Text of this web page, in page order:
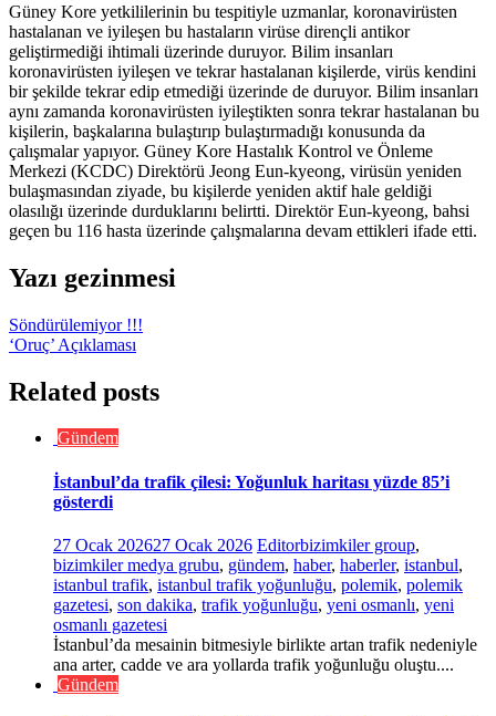
Güney Kore yetkililerinin bu tespitiyle uzmanlar, koronavirüsten
hastalanan ve iyileşen bu hastaların virüse dirençli antikor
geliştirmediği ihtimali üzerinde duruyor. Bilim insanları
koronavirüsten iyileşen ve tekrar hastalanan kişilerde, virüs kendini
bir şekilde tekrar edip etmediği üzerinde de duruyor. Bilim insanları
aynı zamanda koronavirüsten iyileştikten sonra tekrar hastalanan bu
kişilerin, başkalarına bulaştırıp bulaştırmadığı konusunda da
çalışmalar yapıyor. Güney Kore Hastalık Kontrol ve Önleme
Merkezi (KCDC) Direktörü Jeong Eun-kyeong, virüsün yeniden
bulaşmasından ziyade, bu kişilerde yeniden aktif hale geldiği
olasılığı üzerinde durduklarını belirtti. Direktör Eun-kyeong, bahsi
geçen bu 116 hasta üzerinde çalışmalarına devam ettikleri ifade etti.
Yazı gezinmesi
Söndürülemiyor !!!
‘Oruç’ Açıklaması
Related posts
Gündem
İstanbul’da trafik çilesi: Yoğunluk haritası yüzde 85’i
gösterdi
27 Ocak 202627 Ocak 2026 Editorbizimkiler group,
bizimkiler medya grubu, gündem, haber, haberler, istanbul,
istanbul trafik, istanbul trafik yoğunluğu, polemik, polemik
gazetesi, son dakika, trafik yoğunluğu, yeni osmanlı, yeni
osmanlı gazetesi
İstanbul’da mesainin bitmesiyle birlikte artan trafik nedeniyle
ana arter, cadde ve ara yollarda trafik yoğunluğu oluştu....
Gündem